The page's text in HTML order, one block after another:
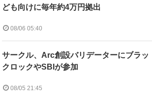
ども向けに毎年約4万円拠出
08/06 05:40
サークル、Arc創設バリデーターにブラッ
クロックやSBIが参加
08/05 21:45